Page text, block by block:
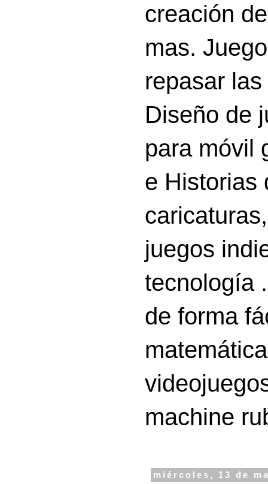
creación
mas.
repasar
Diseño de
para móvil
e Historias
juegos
tecnología
de forma
machine
miércoles, 13 de